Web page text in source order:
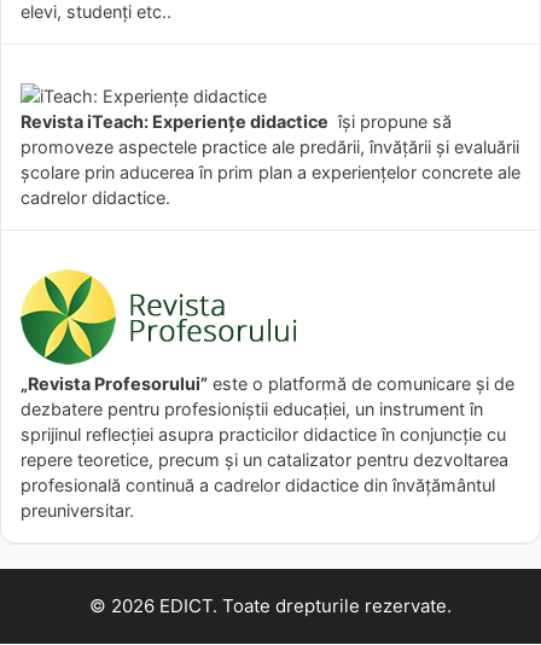
elevi, studenți etc..
Revista iTeach: Experienţe didactice îşi propune să
promoveze aspectele practice ale predării, învăţării şi evaluării
şcolare prin aducerea în prim plan a experienţelor concrete ale
cadrelor didactice.
„Revista Profesorului” este o platformă de comunicare și de
dezbatere pentru profesioniștii educației, un instrument în
sprijinul reflecției asupra practicilor didactice în conjuncție cu
repere teoretice, precum și un catalizator pentru dezvoltarea
profesională continuă a cadrelor didactice din învățământul
preuniversitar.
© 2026 EDICT. Toate drepturile rezervate.